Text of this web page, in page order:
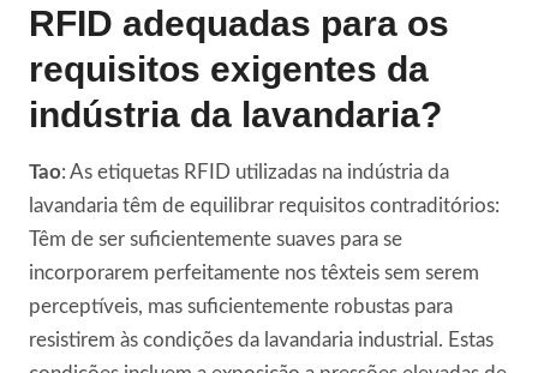
RFID adequadas para os
requisitos exigentes da
indústria da lavandaria?
Tao: As etiquetas RFID utilizadas na indústria da
lavandaria têm de equilibrar requisitos contraditórios:
Têm de ser suficientemente suaves para se
incorporarem perfeitamente nos têxteis sem serem
perceptíveis, mas suficientemente robustas para
resistirem às condições da lavandaria industrial. Estas